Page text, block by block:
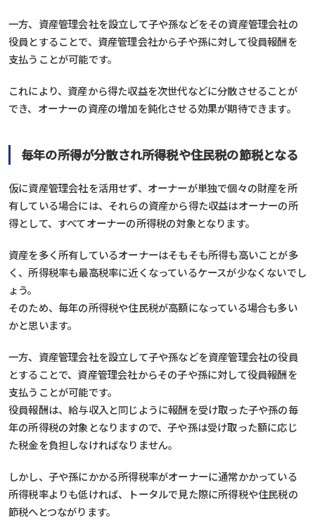
一方、資産管理会社を設立して子や孫などをその資産管理会社の
役員とすることで、資産管理会社から子や孫に対して役員報酬を
支払うことが可能です。
これにより、資産から得た収益を次世代などに分散させることが
でき、オーナーの資産の増加を鈍化させる効果が期待できます。
毎年の所得が分散され所得税や住民税の節税となる
仮に資産管理会社を活用せず、オーナーが単独で個々の財産を所
有している場合には、それらの資産から得た収益はオーナーの所
得として、すべてオーナーの所得税の対象となります。
資産を多く所有しているオーナーはそもそも所得も高いことが多
く、所得税率も最高税率に近くなっているケースが少なくないでし
ょう。
そのため、毎年の所得税や住民税が高額になっている場合も多い
かと思います。
一方、資産管理会社を設立して子や孫などを資産管理会社の役員
とすることで、資産管理会社からその子や孫に対して役員報酬を
支払うことが可能です。
役員報酬は、給与収入と同じように報酬を受け取った子や孫の毎
年の所得税の対象となりますので、子や孫は受け取った額に応じ
た税金を負担しなければなりません。
しかし、子や孫にかかる所得税率がオーナーに通常かかっている
所得税率よりも低ければ、トータルで見た際に所得税や住民税の
節税へとつながります。